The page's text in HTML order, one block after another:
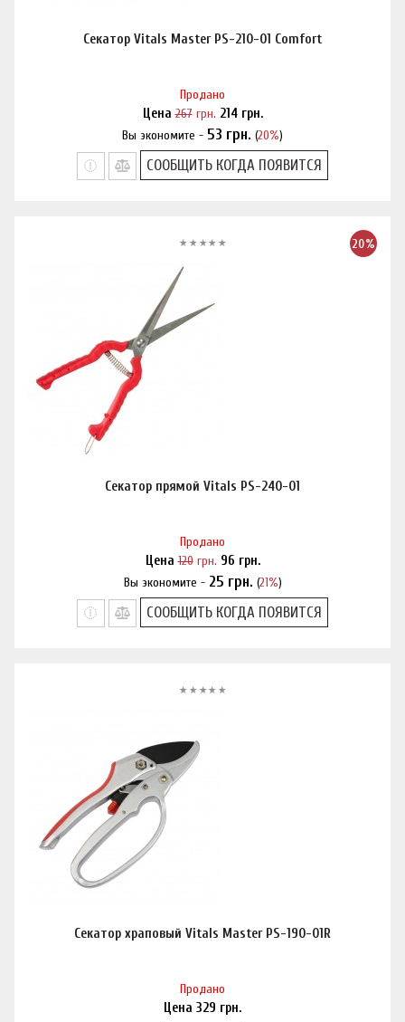
Секатор Vitals Master PS-210-01 Comfort
Продано
Цена267грн. 214грн.
Вы экономите - 53 грн. (20%)
Нашли дешевле?
СООБЩИТЬ КОГДА ПОЯВИТСЯ
20%
Секатор прямой Vitals PS-240-01
Продано
Цена120грн. 96 грн.
Вы экономите - 25 грн. (21%)
Нашли дешевле?
СООБЩИТЬ КОГДА ПОЯВИТСЯ
Секатор храповый Vitals Master PS-190-01R
Продано
Цена 329 грн.